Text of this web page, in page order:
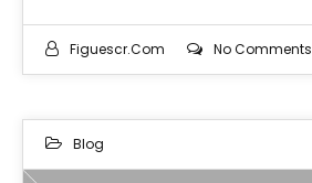
Figuescr.com No Comments
Blog